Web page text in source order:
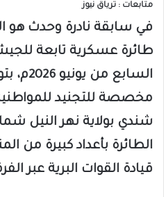
متابعات : ترياق نيوز
في سابقة نادرة وحدث هو
طائرة عسكرية تابعة
السابع
مخصصة للتجنيد
شندي بولاية نهر النيل
الطائرة بأعداد كبيرة من
قيادة القوات البرية عبر